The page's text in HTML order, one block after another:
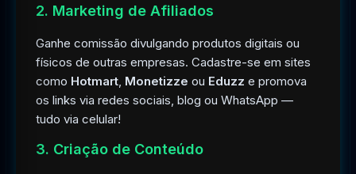
2. Marketing de Afiliados
Ganhe comissão divulgando produtos digitais ou
físicos de outras empresas. Cadastre-se em sites
como Hotmart, Monetizze ou Eduzz e promova
os links via redes sociais, blog ou WhatsApp —
tudo via celular!
3. Criação de Conteúdo